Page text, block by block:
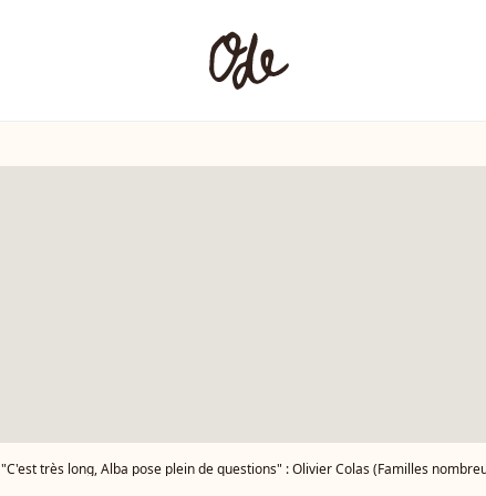
"C'est très long, Alba pose plein de questions" : Olivier Colas (Familles nombreuses) toujours pas